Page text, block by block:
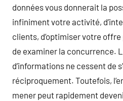
données vous donnerait la
infiniment votre activité,
clients, d’optimiser votre
de examiner la concurrence.
d’informations ne cessent de
réciproquement. Toutefois,
mener peut rapidement